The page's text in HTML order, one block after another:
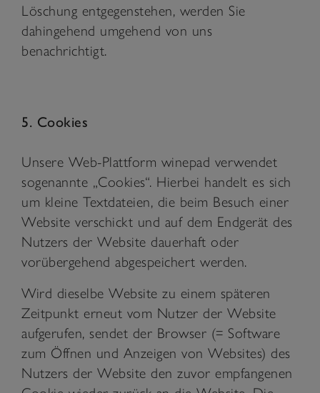
Löschung entgegenstehen, werden Sie
dahingehend umgehend von uns
benachrichtigt.
5. Cookies
Unsere Web-Plattform winepad verwendet
sogenannte „Cookies“. Hierbei handelt es sich
um kleine Textdateien, die beim Besuch einer
Website verschickt und auf dem Endgerät des
Nutzers der Website dauerhaft oder
vorübergehend abgespeichert werden.
Wird dieselbe Website zu einem späteren
Zeitpunkt erneut vom Nutzer der Website
aufgerufen, sendet der Browser (= Software
zum Öffnen und Anzeigen von Websites) des
Nutzers der Website den zuvor empfangenen